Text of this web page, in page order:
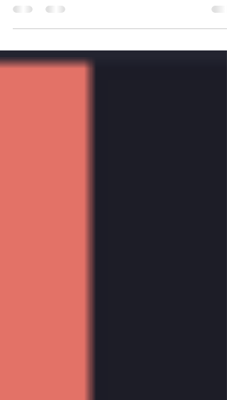
Vi fortsetter med svar på opplysende dobling fra